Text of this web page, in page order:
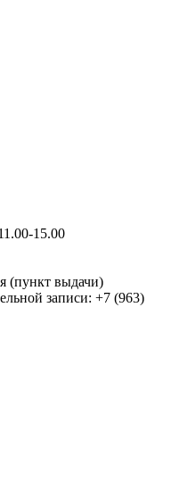
15.00
(пункт выдачи)
записи: +7 (963)